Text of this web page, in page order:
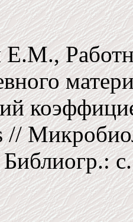
Е.М.,
//